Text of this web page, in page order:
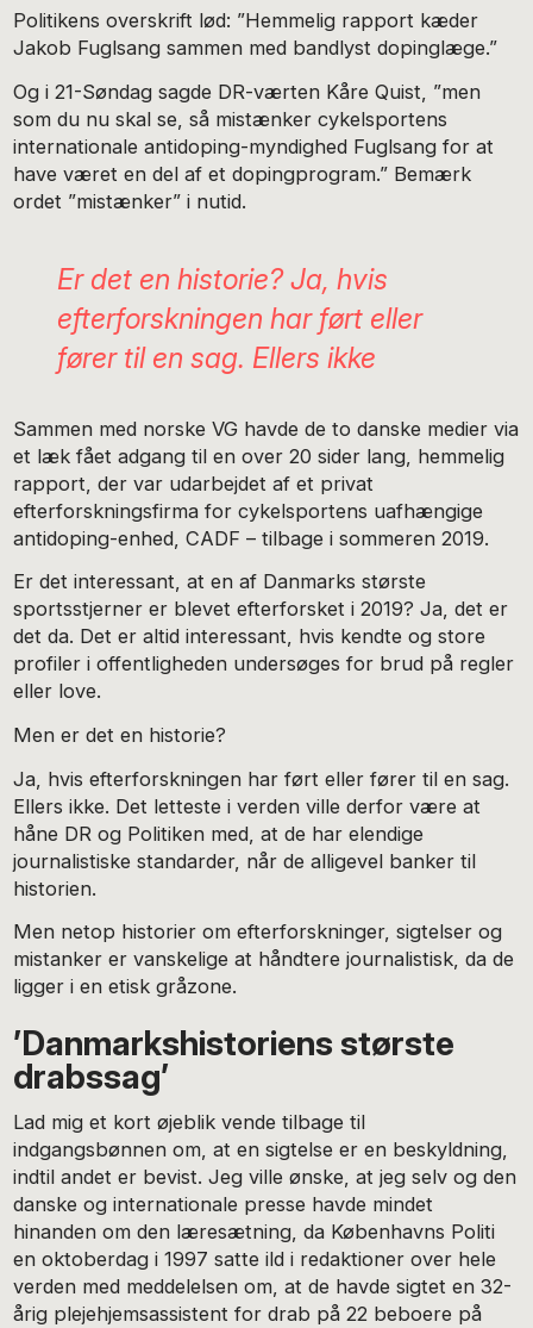
Politikens overskrift lød: ”Hemmelig rapport kæder
Jakob Fuglsang sammen med bandlyst dopinglæge.”
Og i 21-Søndag sagde DR-værten Kåre Quist, ”men
som du nu skal se, så mistænker cykelsportens
internationale antidoping-myndighed Fuglsang for at
have været en del af et dopingprogram.” Bemærk
ordet ”mistænker” i nutid.
Er det en historie? Ja, hvis
efterforskningen har ført eller
fører til en sag. Ellers ikke
Sammen med norske VG havde de to danske medier via
et læk fået adgang til en over 20 sider lang, hemmelig
rapport, der var udarbejdet af et privat
efterforskningsfirma for cykelsportens uafhængige
antidoping-enhed, CADF – tilbage i sommeren 2019.
Er det interessant, at en af Danmarks største
sportsstjerner er blevet efterforsket i 2019? Ja, det er
det da. Det er altid interessant, hvis kendte og store
profiler i offentligheden undersøges for brud på regler
eller love.
Men er det en historie?
Ja, hvis efterforskningen har ført eller fører til en sag.
Ellers ikke. Det letteste i verden ville derfor være at
håne DR og Politiken med, at de har elendige
journalistiske standarder, når de alligevel banker til
historien.
Men netop historier om efterforskninger, sigtelser og
mistanker er vanskelige at håndtere journalistisk, da de
ligger i en etisk gråzone.
’Danmarkshistoriens største
drabssag’
Lad mig et kort øjeblik vende tilbage til
indgangsbønnen om, at en sigtelse er en beskyldning,
indtil andet er bevist. Jeg ville ønske, at jeg selv og den
danske og internationale presse havde mindet
hinanden om den læresætning, da Københavns Politi
en oktoberdag i 1997 satte ild i redaktioner over hele
verden med meddelelsen om, at de havde sigtet en 32-
årig plejehjemsassistent for drab på 22 beboere på